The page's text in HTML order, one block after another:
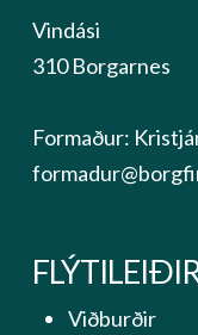
Vindási
310 Borgarnes
Formaður:
Viðburðir